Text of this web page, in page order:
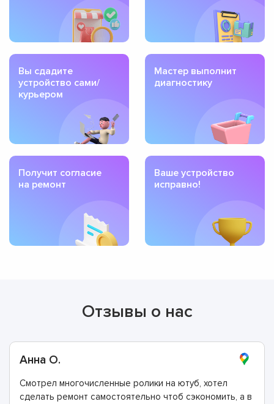
Вы сдадите
устройство сами/
курьером
Мастер выполнит
диагностику
Получит согласие
на ремонт
Ваше устройство
исправно!
Отзывы о нас
Анна О.
Смотрел многочисленные ролики на ютуб, хотел
сделать ремонт самостоятельно чтоб сэкономить, а в